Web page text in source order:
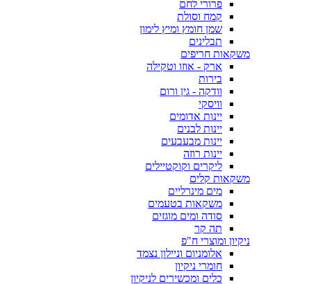
פרורי לחם
קמח וסולת
שמן חומץ ומיץ לימון
תבלינים
משקאות חריפים
ארק - אוזו וטקילה
בירות
וודקה - גין ורום
וויסקי
יינות אדומים
יינות לבנים
יינות מבעבעים
יינות רוזה
ליקרים וקוקטיילים
משקאות קלים
מים מינרליים
משקאות בטעמים
סודה ומים מוגזים
תה קר
ניקיון ומוצרי ח"פ
אלומניום וניילון נצמד
חומרי ניקיון
כלים ומכשירים לניקיון